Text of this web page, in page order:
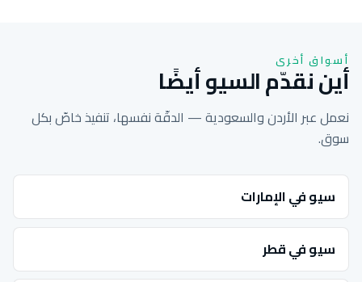
أسواق أخرى
أين نقدّم السيو أيضًا
نعمل عبر الأردن والسعودية — الدقّة نفسها، تنفيذ خاصّ بكل
سوق.
سيو في الإمارات
سيو في قطر